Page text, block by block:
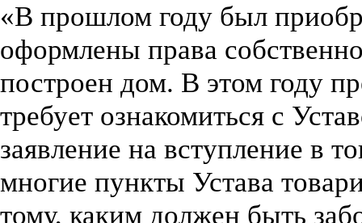
«В прошлом году был
оформлены права
построен дом. В этом году
требует ознакомиться с
заявление на вступление в
многие пункты Устава
тому, каким должен быть